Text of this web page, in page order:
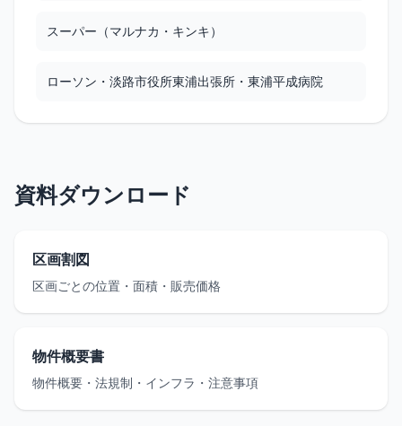
スーパー（マルナカ・キンキ）
ローソン・淡路市役所東浦出張所・東浦平成病院
資料ダウンロード
区画割図
区画ごとの位置・面積・販売価格
物件概要書
物件概要・法規制・インフラ・注意事項